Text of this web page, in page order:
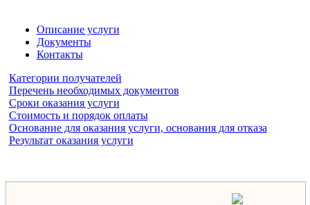
Описание услуги
Документы
Контакты
Категории получателей
Перечень необходимых документов
Сроки оказания услуги
Стоимость и порядок оплаты
Основание для оказания услуги, основания для отказа
Результат оказания услуги